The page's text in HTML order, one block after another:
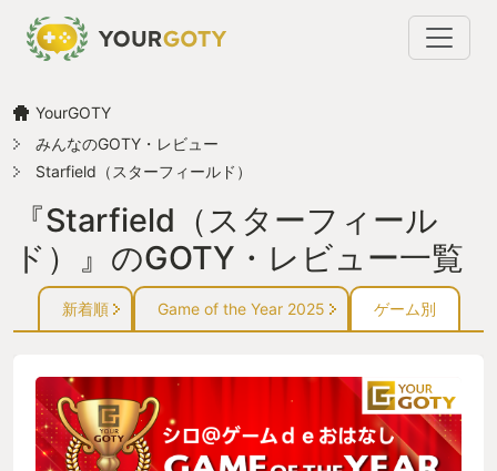
YourGOTY
みんなのGOTY・レビュー
Starfield（スターフィールド）
『Starfield（スターフィール
ド）』のGOTY・レビュー一覧
新着順 Game of the Year 2025 ゲーム別